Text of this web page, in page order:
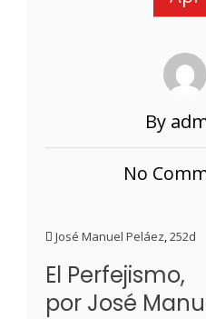
By
No
José Manuel Peláez,252d
El Perfejismo,
por José